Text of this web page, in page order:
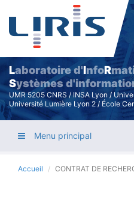
Laboratoire d'InfoR
Systèmes
UMR 5205 CNRS / INSA Lyon /
Université Lumière Lyon 2 / École
Menu principal
Accueil CONTRAT DE